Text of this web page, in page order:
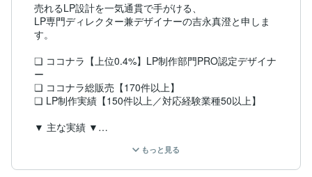
売れるLP設計を一気通貫で手がける、
LP専門ディレクター兼デザイナーの吉永真澄と申しま
す。
❏ ココナラ【上位0.4%】LP制作部門PRO認定デザイナ
ー
❏ ココナラ総販売【170件以上】
❏ LP制作実績【150件以上／対応経験業種50以上】
▼ 主な実績 ▼
✧ 累計20億円超のブランド支援実績を持つ企業のLP制
作を担当
もっと見る